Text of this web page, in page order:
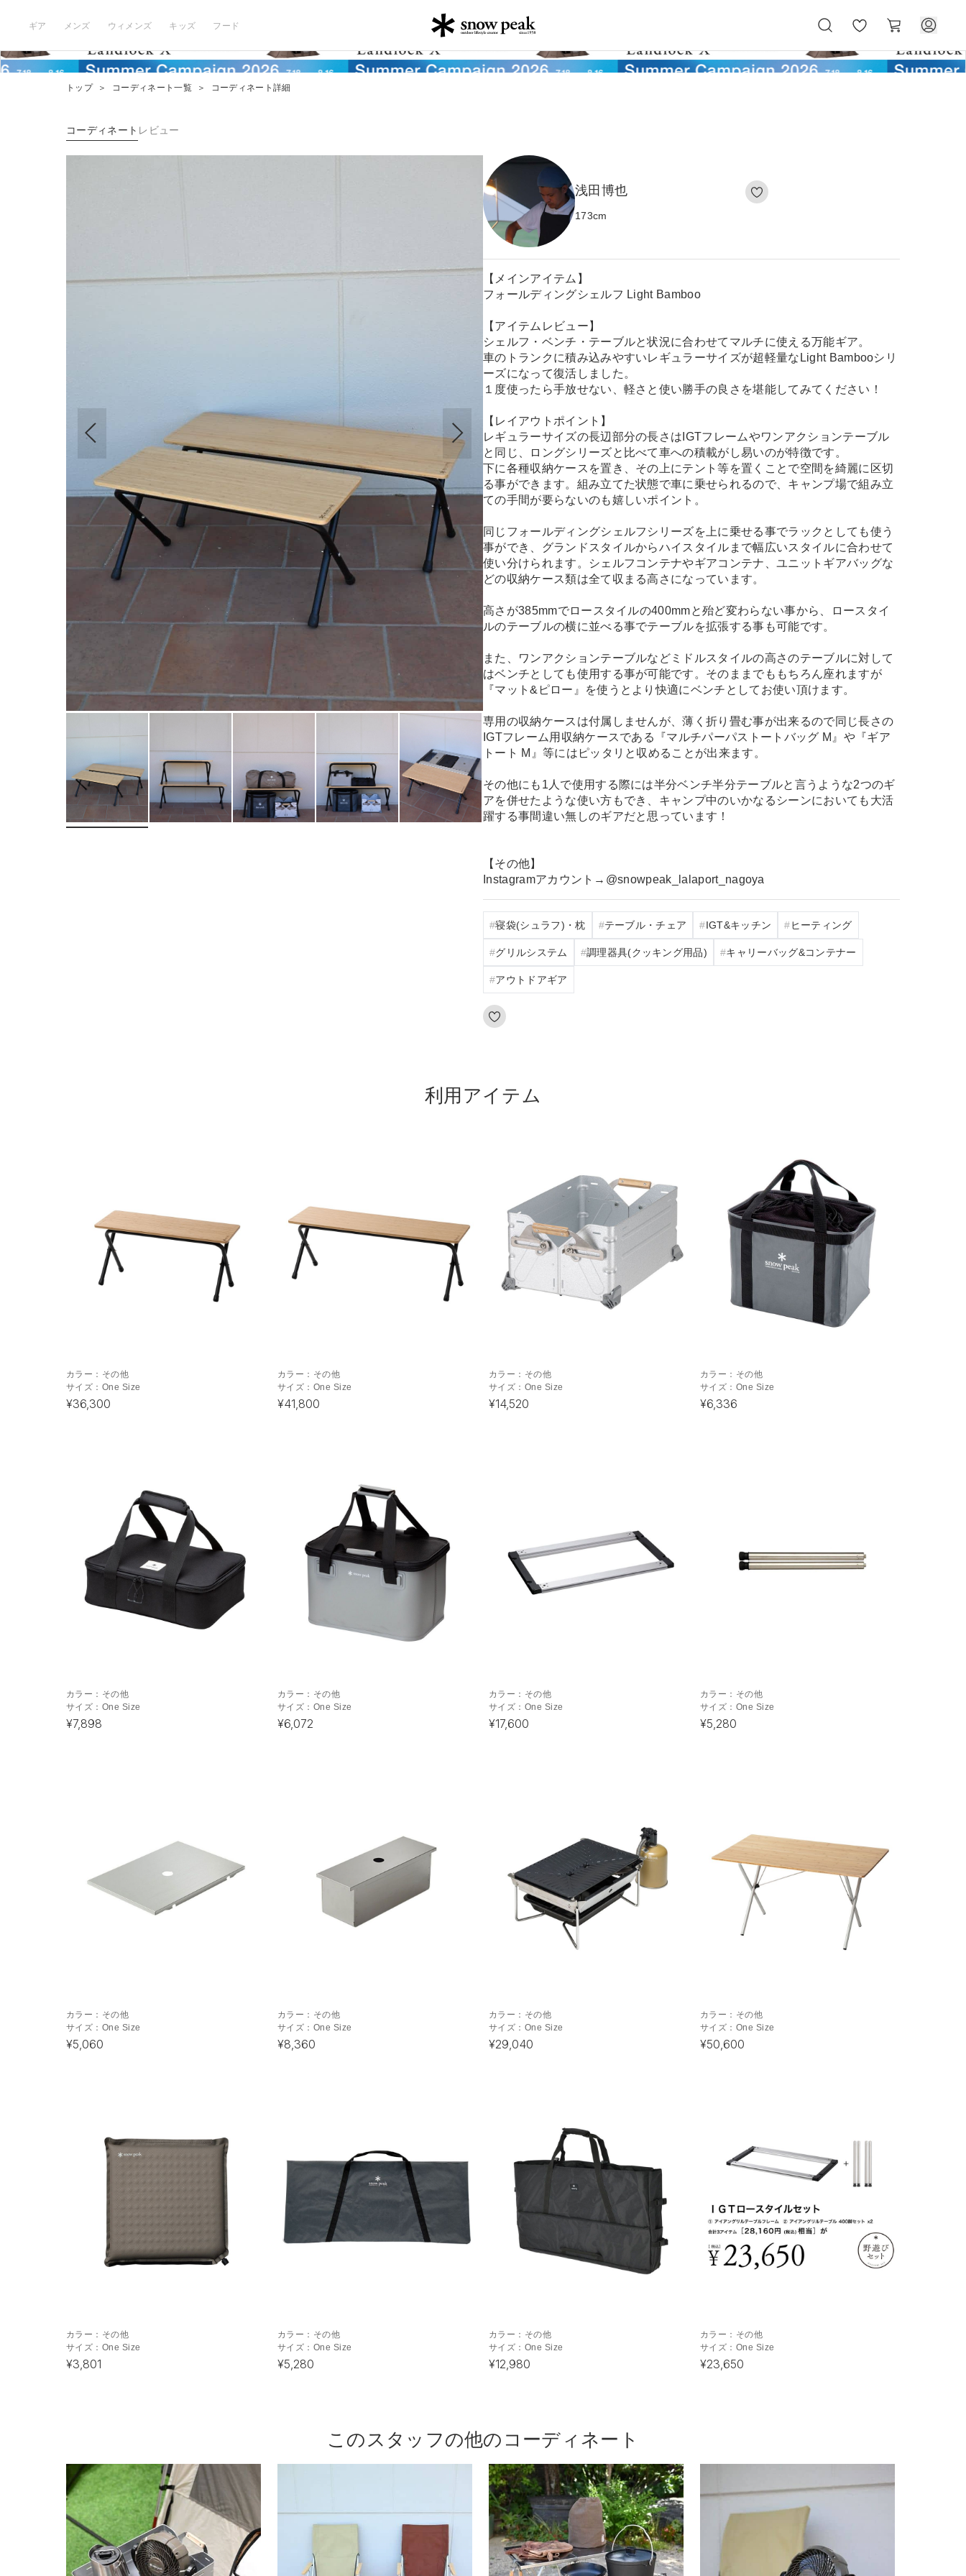
ギア メンズ ウィメンズ キッズ フード
気
に
ー
ト
トップ ＞ コーディネート一覧 ＞ コーディネート詳細
コーディネート レビュー
浅田博也
173cm
【メインアイテム】
フォールディングシェルフ Light Bamboo
【アイテムレビュー】
シェルフ・ベンチ・テーブルと状況に合わせてマルチに使える万能ギア。
車のトランクに積み込みやすいレギュラーサイズが超軽量なLight Bambooシリ
ーズになって復活しました。
１度使ったら手放せない、軽さと使い勝手の良さを堪能してみてください！
【レイアウトポイント】
レギュラーサイズの長辺部分の長さはIGTフレームやワンアクションテーブル
と同じ、ロングシリーズと比べて車への積載がし易いのが特徴です。
下に各種収納ケースを置き、その上にテント等を置くことで空間を綺麗に区切
る事ができます。組み立てた状態で車に乗せられるので、キャンプ場で組み立
ての手間が要らないのも嬉しいポイント。
同じフォールディングシェルフシリーズを上に乗せる事でラックとしても使う
事ができ、グランドスタイルからハイスタイルまで幅広いスタイルに合わせて
使い分けられます。シェルフコンテナやギアコンテナ、ユニットギアバッグな
どの収納ケース類は全て収まる高さになっています。
高さが385mmでロースタイルの400mmと殆ど変わらない事から、ロースタイ
ルのテーブルの横に並べる事でテーブルを拡張する事も可能です。
また、ワンアクションテーブルなどミドルスタイルの高さのテーブルに対して
はベンチとしても使用する事が可能です。そのままでももちろん座れますが
『マット&ピロー』を使うとより快適にベンチとしてお使い頂けます。
専用の収納ケースは付属しませんが、薄く折り畳む事が出来るので同じ長さの
IGTフレーム用収納ケースである『マルチパーパストートバッグ M』や『ギア
トート M』等にはピッタリと収めることが出来ます。
その他にも1人で使用する際には半分ベンチ半分テーブルと言うような2つのギ
アを併せたような使い方もでき、キャンプ中のいかなるシーンにおいても大活
躍する事間違い無しのギアだと思っています！
【その他】
Instagramアカウント→@snowpeak_lalaport_nagoya
寝袋(シュラフ)・枕 テーブル・チェア IGT&キッチン ヒーティング
グリルシステム 調理器具(クッキング用品) キャリーバッグ&コンテナー
アウトドアギア
利用アイテム
カラー： その他
サイズ： One Size
¥36,300
カラー： その他
サイズ： One Size
¥41,800
カラー： その他
サイズ： One Size
¥14,520
カラー： その他
サイズ： One Size
¥6,336
カラー： その他
サイズ： One Size
¥7,898
カラー： その他
サイズ： One Size
¥6,072
カラー： その他
サイズ： One Size
¥17,600
カラー： その他
サイズ： One Size
¥5,280
カラー： その他
サイズ： One Size
¥5,060
カラー： その他
サイズ： One Size
¥8,360
カラー： その他
サイズ： One Size
¥29,040
カラー： その他
サイズ： One Size
¥50,600
カラー： その他
サイズ： One Size
¥3,801
カラー： その他
サイズ： One Size
¥5,280
カラー： その他
サイズ： One Size
¥12,980
カラー： その他
サイズ： One Size
¥23,650
このスタッフの他のコーディネート